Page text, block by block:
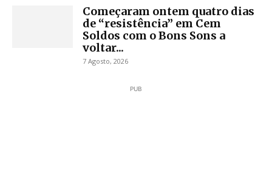
Começaram ontem quatro dias
de “resistência” em Cem
Soldos com o Bons Sons a
voltar...
7 Agosto, 2026
PUB